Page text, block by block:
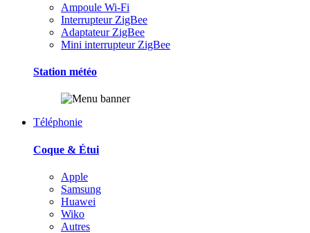
Ampoule Wi-Fi
Interrupteur ZigBee
Adaptateur ZigBee
Mini interrupteur ZigBee
Station météo
Téléphonie
Coque & Étui
Apple
Samsung
Huawei
Wiko
Autres